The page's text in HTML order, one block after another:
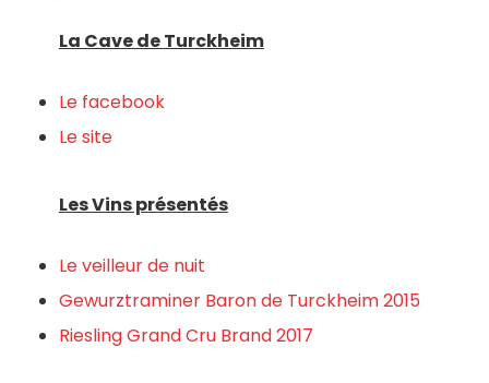
La Cave deTurckheim
Le facebook
Le site
Les Vins présentés
Le veilleur de nuit
Gewurztraminer Baron de Turckheim 2015
Riesling Grand Cru Brand 2017